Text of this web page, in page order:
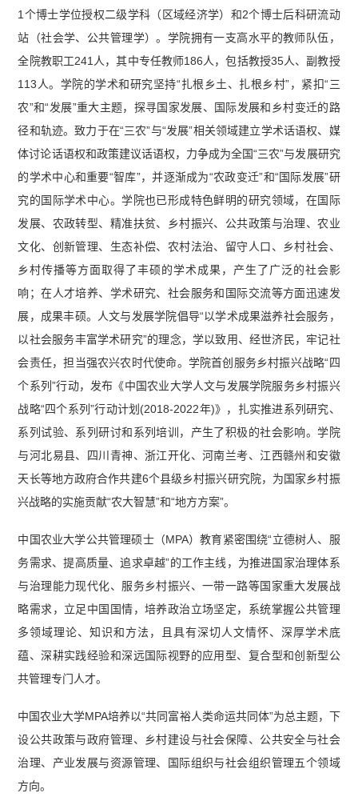
1个博士学位授权二级学科（区域经济学）和2个博士后科研流动
站（社会学、公共管理学）。学院拥有一支高水平的教师队伍，
全院教职工241人，其中专任教师186人，包括教授35人、副教授
113人。学院的学术和研究坚持“扎根乡土、扎根乡村”，紧扣“三
农”和“发展”重大主题，探寻国家发展、国际发展和乡村变迁的路
径和轨迹。致力于在“三农”与“发展”相关领域建立学术话语权、媒
体讨论话语权和政策建议话语权，力争成为全国“三农”与发展研究
的学术中心和重要“智库”，并逐渐成为“农政变迁”和“国际发展”研
究的国际学术中心。学院也已形成特色鲜明的研究领域，在国际
发展、农政转型、精准扶贫、乡村振兴、公共政策与治理、农业
文化、创新管理、生态补偿、农村法治、留守人口、乡村社会、
乡村传播等方面取得了丰硕的学术成果，产生了广泛的社会影
响；在人才培养、学术研究、社会服务和国际交流等方面迅速发
展，成果丰硕。人文与发展学院倡导“以学术成果滋养社会服务，
以社会服务丰富学术研究”的理念，学以致用、经世济民，牢记社
会责任，担当强农兴农时代使命。学院首创服务乡村振兴战略“四
个系列”行动，发布《中国农业大学人文与发展学院服务乡村振兴
战略“四个系列”行动计划(2018-2022年)》，扎实推进系列研究、
系列试验、系列研讨和系列培训，产生了积极的社会影响。学院
与河北易县、四川青神、浙江开化、河南兰考、江西赣州和安徽
天长等地方政府合作共建6个县级乡村振兴研究院，为国家乡村振
兴战略的实施贡献“农大智慧”和“地方方案”。
中国农业大学公共管理硕士（MPA）教育紧密围绕“立德树人、服
务需求、提高质量、追求卓越”的工作主线，为推进国家治理体系
与治理能力现代化、服务乡村振兴、一带一路等国家重大发展战
略需求，立足中国国情，培养政治立场坚定，系统掌握公共管理
多领域理论、知识和方法，且具有深切人文情怀、深厚学术底
蕴、深耕实践经验和深远国际视野的应用型、复合型和创新型公
共管理专门人才。
中国农业大学MPA培养以“共同富裕人类命运共同体”为总主题，下
设公共政策与政府管理、乡村建设与社会保障、公共安全与社会
治理、产业发展与资源管理、国际组织与社会组织管理五个领域
方向。